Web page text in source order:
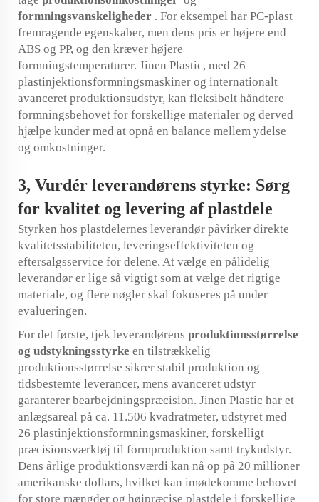
formningsvanskeligheder . For eksempel har PC-plast
fremragende egenskaber, men dens pris er højere end
ABS og PP, og den kræver højere
formningstemperaturer. Jinen Plastic, med 26
plastinjektionsformningsmaskiner og internationalt
avanceret produktionsudstyr, kan fleksibelt håndtere
formningsbehovet for forskellige materialer og derved
hjælpe kunder med at opnå en balance mellem ydelse
og omkostninger.
3, Vurdér leverandørens styrke: Sørg
for kvalitet og levering af plastdele
Styrken hos plastdelernes leverandør påvirker direkte
kvalitetsstabiliteten, leveringseffektiviteten og
eftersalgsservice for delene. At vælge en pålidelig
leverandør er lige så vigtigt som at vælge det rigtige
materiale, og flere nøgler skal fokuseres på under
evalueringen.
For det første, tjek leverandørens produktionsstørrelse
og udstykningsstyrke en tilstrækkelig
produktionsstørrelse sikrer stabil produktion og
tidsbestemte leverancer, mens avanceret udstyr
garanterer bearbejdningspræcision. Jinen Plastic har et
anlægsareal på ca. 11.506 kvadratmeter, udstyret med
26 plastinjektionsformningsmaskiner, forskelligt
præcisionsværktøj til formproduktion samt trykudstyr.
Dens årlige produktionsværdi kan nå op på 20 millioner
amerikanske dollars, hvilket kan imødekomme behovet
for store mængder og højpræcise plastdele i forskellige